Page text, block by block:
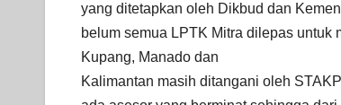
yang ditetapkan oleh Dikbud dan
belum semua LPTK Mitra dilepas
Kupang, Manado dan
Kalimantan masih ditangani oleh